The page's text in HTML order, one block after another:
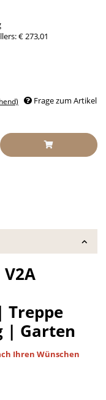
:€ 273,01
Frage zum Artikel
Treppe
| Garten
Ihren Wünschen